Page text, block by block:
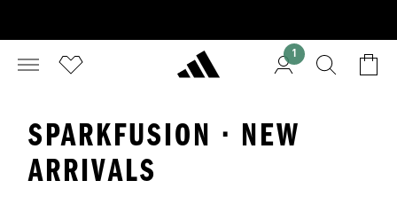
1
SPARKFUSION · NEW
ARRIVALS